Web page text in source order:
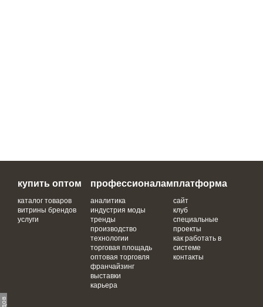
купить оптом
каталог товаров
витрины брендов
услуги
профессионалам
аналитика
индустрия моды
тренды
производство
технологии
торговая площадь
оптовая торговля
франчайзинг
выставки
карьера
платформа
сайт
клуб
специальные
проекты
как работать в
системе
контакты